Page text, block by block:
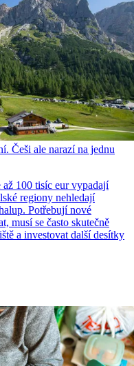
Češi ale narazí na jednu
100 tisíc eur vypadají
regiony nehledají
Potřebují nové
musí se často skutečně
a investovat další desítky